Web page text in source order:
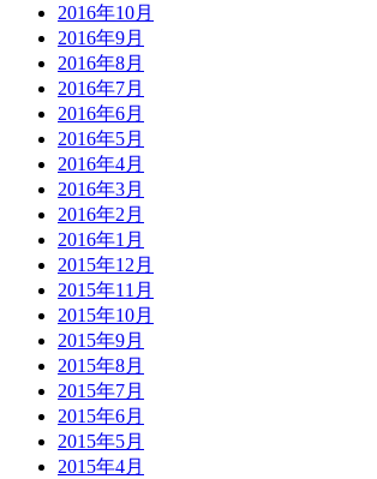
2016年10月
2016年9月
2016年8月
2016年7月
2016年6月
2016年5月
2016年4月
2016年3月
2016年2月
2016年1月
2015年12月
2015年11月
2015年10月
2015年9月
2015年8月
2015年7月
2015年6月
2015年5月
2015年4月